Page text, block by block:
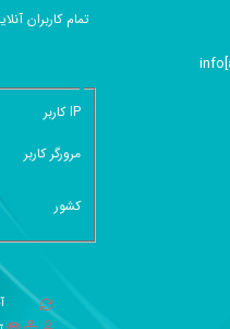
تمام کاربران
گزارش
IP کاربر
مرورگر کاربر
کشور